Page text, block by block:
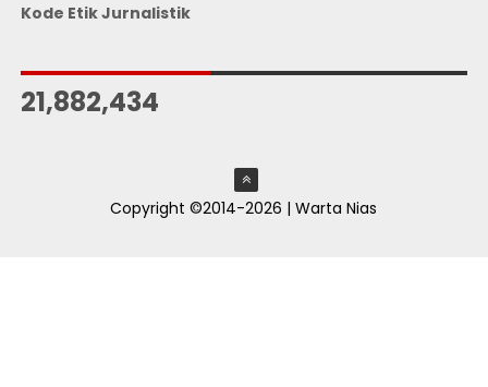
Kode Etik Jurnalistik
21,882,434
Copyright ©2014-2026 | Warta Nias